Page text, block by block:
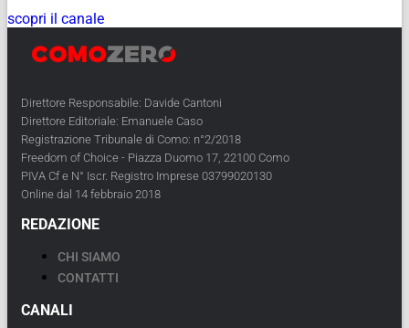
scopri il canale
Direttore Responsabile: Davide Cantoni
Direttore Editoriale: Emanuele Caso
Registrazione Tribunale di Como: n°2/2018
Freedom of Choice - Piazza Duomo 17, 22100 Como
PIVA Cf e N° Iscr. Registro Imprese 03799020130
Online dal 14 febbraio 2018
REDAZIONE
CHI SIAMO
CONTATTI
CANALI